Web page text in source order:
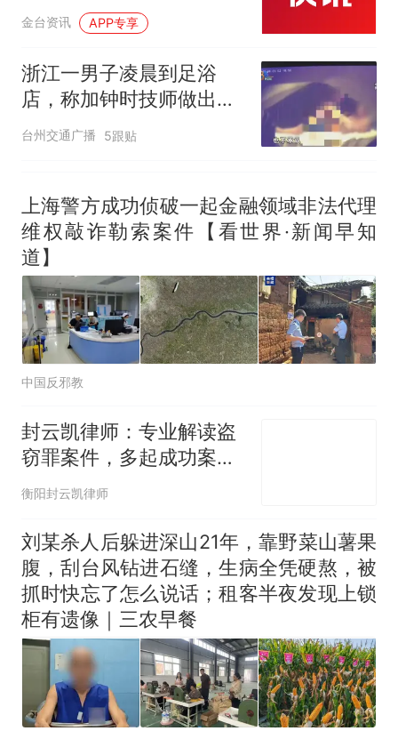
金台资讯 APP专享
浙江一男子凌晨到足浴
店，称加钟时技师做出不
当举动：我拍下来了！她
把我…技师：没有一直
发现都开除！警方回应
台州交通广播 5跟贴
上海警方成功侦破一起金融领域非法代理
维权敲诈勒索案件【看世界·新闻早知
道】
中国反邪教
封云凯律师：专业解读盗
窃罪案件，多起成功案例
为您解析
衡阳封云凯律师
刘某杀人后躲进深山21年，靠野菜山薯果
腹，刮台风钻进石缝，生病全凭硬熬，被
抓时快忘了怎么说话；租客半夜发现上锁
柜有遗像｜三农早餐